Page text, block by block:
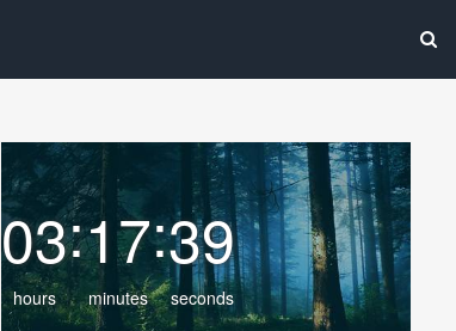
03
hours
:17
minutes
:39
seconds